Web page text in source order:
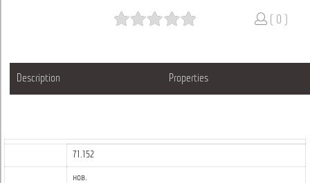
( 0 )
Description Properties
71.152
нов.